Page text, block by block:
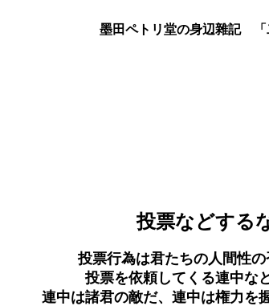
墨田ペトリ堂の身辺雜記 「
投票などする
投票行為は君たちの人間性の
投票を依頼してくる連中な
連中は諸君の敵だ、連中は権力を